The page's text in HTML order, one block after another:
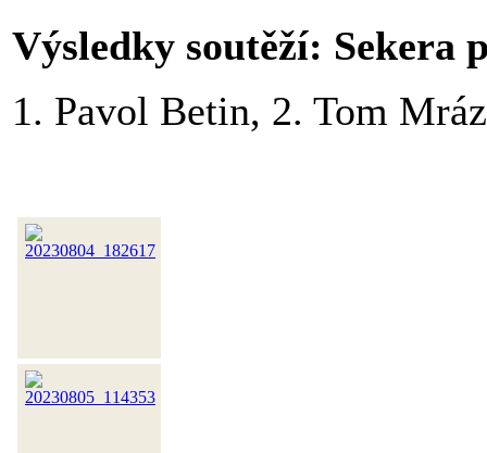
Výsledky soutěží: Sekera
1. Pavol Betin, 2. Tom